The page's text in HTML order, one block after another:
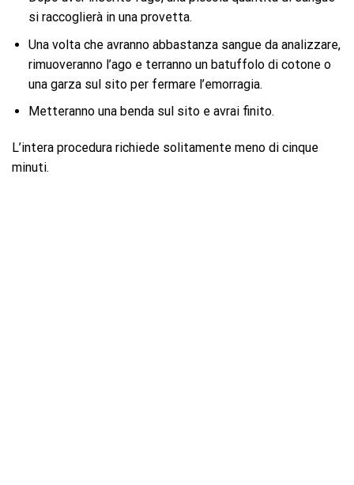
si raccoglierà in una provetta.
Una volta che avranno abbastanza sangue da analizzare,
rimuoveranno l’ago e terranno un batuffolo di cotone o
una garza sul sito per fermare l’emorragia.
Metteranno una benda sul sito e avrai finito.
L’intera procedura richiede solitamente meno di cinque
minuti.